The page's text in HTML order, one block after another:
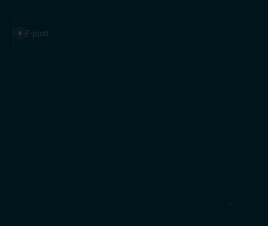
E-post
Prenumerera